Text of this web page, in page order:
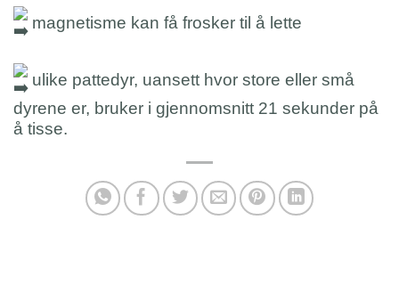
magnetisme kan få frosker til å lette
ulike pattedyr, uansett hvor store eller små
dyrene er, bruker i gjennomsnitt 21 sekunder på
å tisse.